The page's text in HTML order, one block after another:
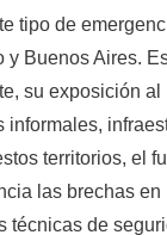
tipo de
Buenos Aires.
su exposición al
territorios, el
las brechas
técnicas de